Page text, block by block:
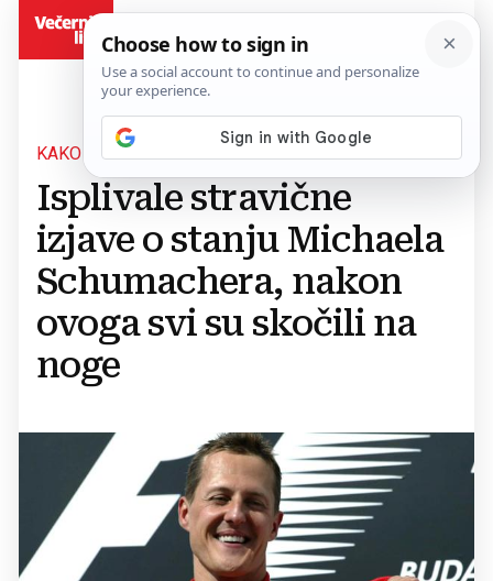
KAKO BEŠĆUTNO
Isplivale stravične
izjave o stanju Michaela
Schumachera, nakon
ovoga svi su skočili na
noge